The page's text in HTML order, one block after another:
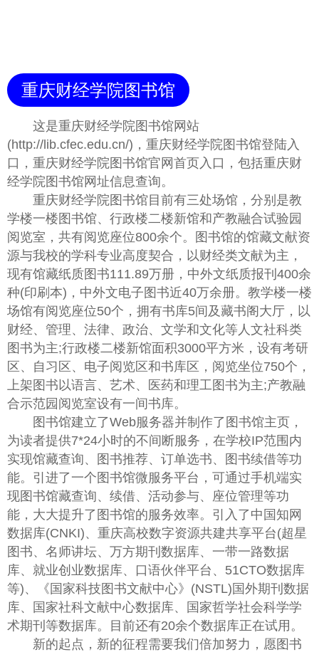
重庆财经学院图书馆
这是重庆财经学院图书馆网站
(http://lib.cfec.edu.cn/)，重庆财经学院图书馆登陆入
口，重庆财经学院图书馆官网首页入口，包括重庆财
经学院图书馆网址信息查询。
重庆财经学院图书馆目前有三处场馆，分别是教
学楼一楼图书馆、行政楼二楼新馆和产教融合试验园
阅览室，共有阅览座位800余个。图书馆的馆藏文献资
源与我校的学科专业高度契合，以财经类文献为主，
现有馆藏纸质图书111.89万册，中外文纸质报刊400余
种(印刷本)，中外文电子图书近40万余册。教学楼一楼
场馆有阅览座位50个，拥有书库5间及藏书阁大厅，以
财经、管理、法律、政治、文学和文化等人文社科类
图书为主;行政楼二楼新馆面积3000平方米，设有考研
区、自习区、电子阅览区和书库区，阅览坐位750个，
上架图书以语言、艺术、医药和理工图书为主;产教融
合示范园阅览室设有一间书库。
图书馆建立了Web服务器并制作了图书馆主页，
为读者提供7*24小时的不间断服务，在学校IP范围内
实现馆藏查询、图书推荐、订单选书、图书续借等功
能。引进了一个图书馆微服务平台，可通过手机端实
现图书馆藏查询、续借、活动参与、座位管理等功
能，大大提升了图书馆的服务效率。引入了中国知网
数据库(CNKI)、重庆高校数字资源共建共享平台(超星
图书、名师讲坛、万方期刊数据库、一带一路数据
库、就业创业数据库、口语伙伴平台、51CTO数据库
等)、《国家科技图书文献中心》(NSTL)国外期刊数据
库、国家社科文献中心数据库、国家哲学社会科学学
术期刊等数据库。目前还有20余个数据库正在试用。
新的起点，新的征程需要我们倍加努力，愿图书